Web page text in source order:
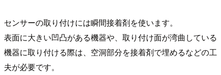
センサーの取り付けには瞬間接着剤を使います。
表面に大きい凹凸がある機器や、取り付け面が湾曲している
機器に取り付ける際は、空洞部分を接着剤で埋めるなどの工
夫が必要です。